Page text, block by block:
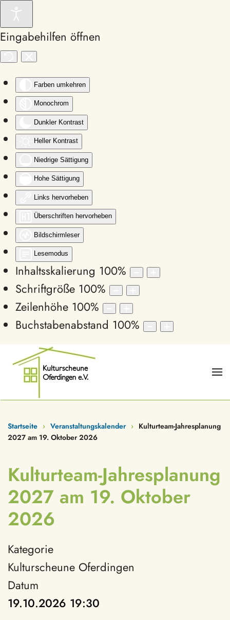
Eingabehilfen öffnen
Farben umkehren
Monochrom
Dunkler Kontrast
Heller Kontrast
Niedrige Sättigung
Hohe Sättigung
Links hervorheben
Überschriften hervorheben
Bildschirmleser
Lesemodus
Inhaltsskalierung 100%
Schriftgröße 100%
Zeilenhöhe 100%
Buchstabenabstand 100%
Zum Hauptinhalt springen
Startseite Veranstaltungskalender
Kulturteam-Jahresplanung
2027 am 19. Oktober 2026
Kulturteam-Jahresplanung
2027 am 19. Oktober
2026
Kategorie
Kulturscheune Oferdingen
Datum
19.10.2026 19:30